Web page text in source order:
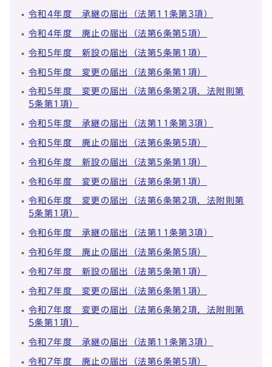
令和4年度 承継の届出（法第11条第3項）
令和4年度 廃止の届出（法第6条第5項）
令和5年度 新設の届出（法第5条第1項）
令和5年度 変更の届出（法第6条第1項）
令和5年度 変更の届出（法第6条第2項，法附則第
5条第1項）
令和5年度 承継の届出（法第11条第3項）
令和5年度 廃止の届出（法第6条第5項）
令和6年度 新設の届出（法第5条第1項）
令和6年度 変更の届出（法第6条第1項）
令和6年度 変更の届出（法第6条第2項，法附則第
5条第1項）
令和6年度 承継の届出（法第11条第3項）
令和6年度 廃止の届出（法第6条第5項）
令和7年度 新設の届出（法第5条第1項）
令和7年度 変更の届出（法第6条第1項）
令和7年度 変更の届出（法第6条第2項，法附則第
5条第1項）
令和7年度 承継の届出（法第11条第3項）
令和7年度 廃止の届出（法第6条第5項）